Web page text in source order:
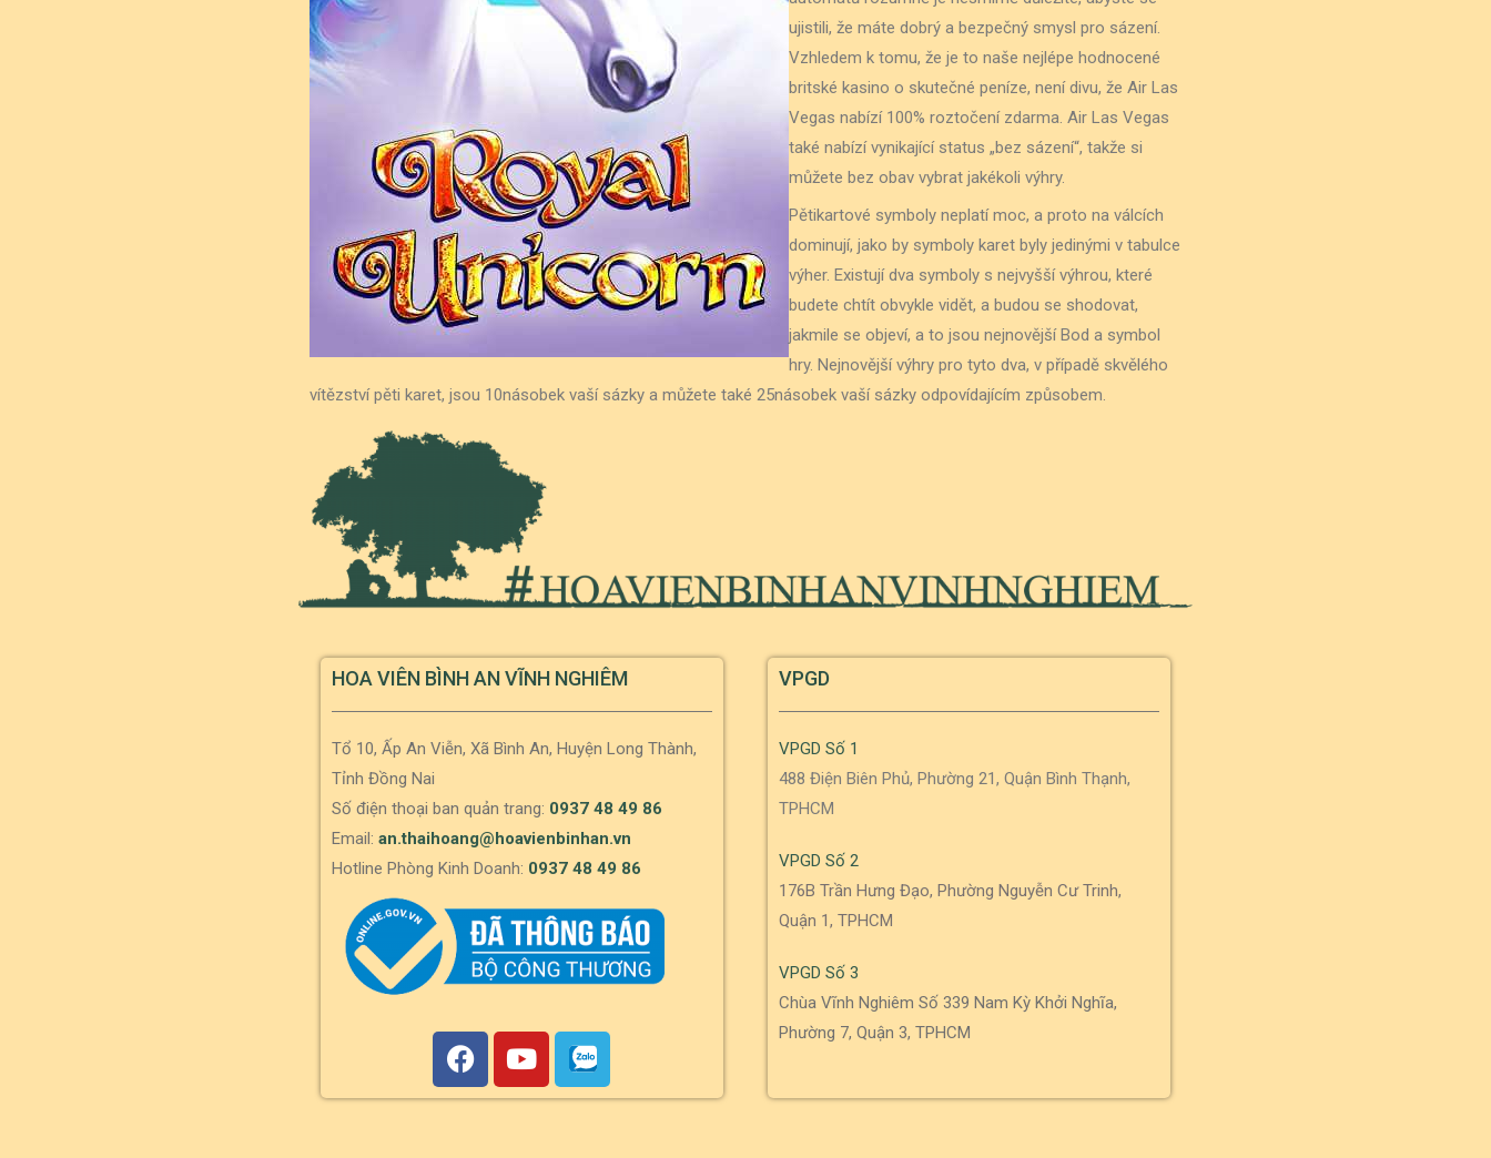
ujistili, že máte dobrý a bezpečný smysl pro sázení.
Vzhledem k tomu, že je to naše nejlépe hodnocené
britské kasino o skutečné peníze, není divu, že Air Las
Vegas nabízí 100% roztočení zdarma. Air Las Vegas
také nabízí vynikající status „bez sázení“, takže si
můžete bez obav vybrat jakékoli výhry.
Pětikartové symboly neplatí moc, a proto na válcích
dominují, jako by symboly karet byly jedinými v tabulce
výher. Existují dva symboly s nejvyšší výhrou, které
budete chtít obvykle vidět, a budou se shodovat,
jakmile se objeví, a to jsou nejnovější Bod a symbol
hry. Nejnovější výhry pro tyto dva, v případě skvělého
vítězství pěti karet, jsou 10násobek vaší sázky a můžete také 25násobek vaší sázky odpovídajícím způsobem.
HOA VIÊN BÌNH AN VĨNH NGHIÊM
Tổ 10, Ấp An Viễn, Xã Bình An, Huyện Long Thành,
Tỉnh Đồng Nai
Số điện thoại ban quản trang: 0937 48 49 86
Email: an.thaihoang@hoavienbinhan.vn
Hotline Phòng Kinh Doanh: 0937 48 49 86
VPGD
VPGD Số 1
488 Điện Biên Phủ, Phường 21, Quận Bình Thạnh,
TPHCM
VPGD Số 2
176B Trần Hưng Đạo, Phường Nguyễn Cư Trinh,
Quận 1, TPHCM
VPGD Số 3
Chùa Vĩnh Nghiêm Số 339 Nam Kỳ Khởi Nghĩa,
Phường 7, Quận 3, TPHCM